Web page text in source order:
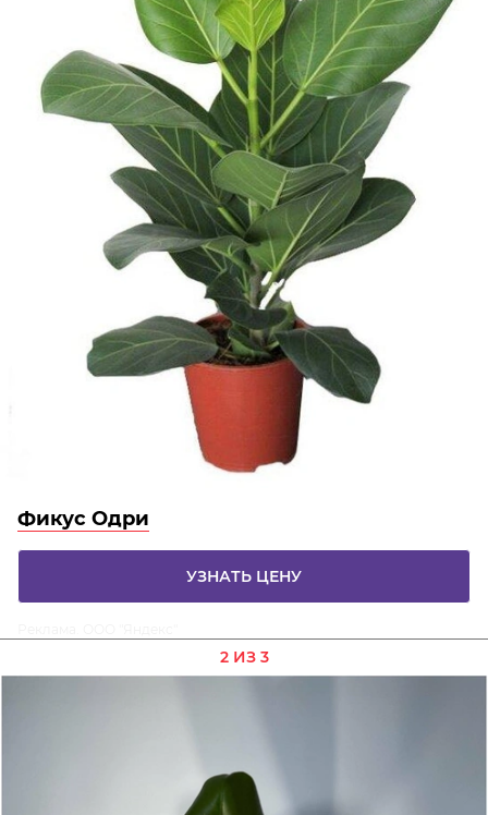
Фикус Одри
УЗНАТЬ ЦЕНУ
2 ИЗ 3